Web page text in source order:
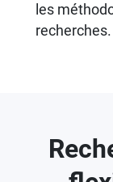
les
recherches.